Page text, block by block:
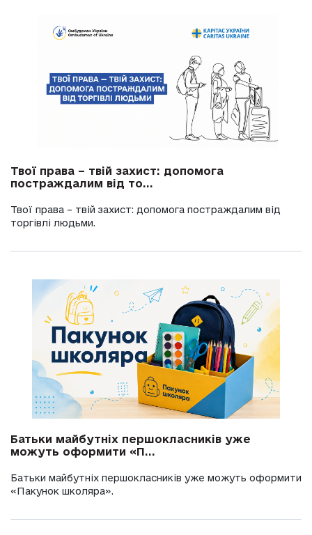
Твої права – твій захист: допомога
постраждалим від то...
Твої права – твій захист: допомога постраждалим від
торгівлі людьми.
Батьки майбутніх першокласників уже
можуть оформити «П...
Батьки майбутніх першокласників уже можуть оформити
«Пакунок школяра».